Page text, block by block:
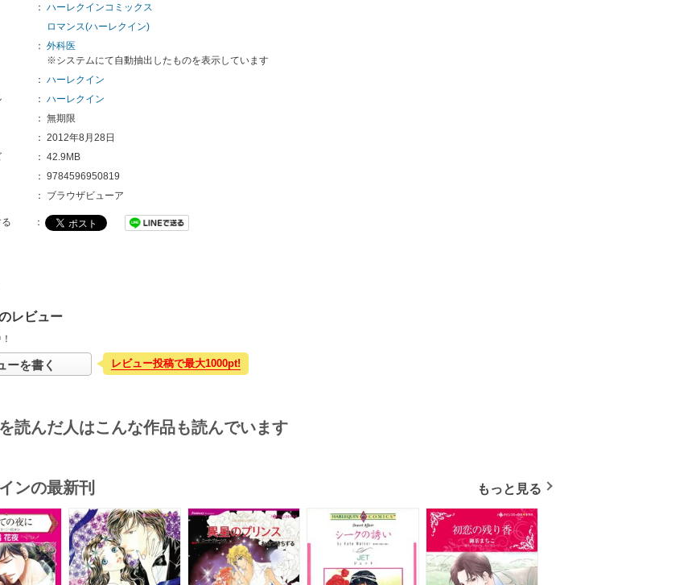
： ハーレクインコミックス
ロマンス(ハーレクイン)
： 外科医
※システムにて自動抽出したものを表示しています
： ハーレクイン
： ハーレクイン
： 無期限
： 2012年8月28日
： 42.9MB
： 9784596950819
： ブラウザビューア
：
レビュー
ーを書く レビュー投稿で最大1000pt!
読んだ人はこんな作品も読んでいます
ンの最新刊 もっと見る